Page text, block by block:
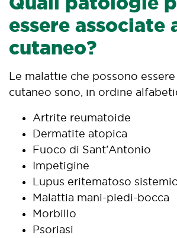
essere associate
cutaneo?
Le malattie che possono
cutaneo sono, in ordine
Artrite reumatoide
Dermatite atopica
Fuoco di Sant’Antonio
Impetigine
Lupus eritematoso
Malattia mani-piedi-bocca
Morbillo
Psoriasi